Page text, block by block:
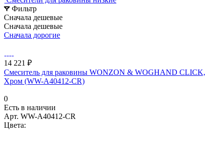
Фильтр
Сначала дешевые
Сначала дешевые
Сначала дорогие
14 221 ₽
Смеситель для раковины WONZON & WOGHAND CLICK,
Хром (WW-A40412-CR)
0
Есть в наличии
Арт. WW-A40412-CR
Цвета: